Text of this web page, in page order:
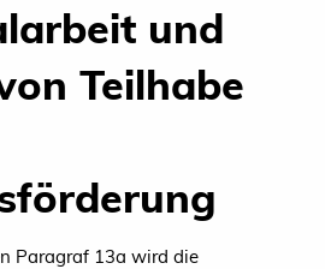
und
Teilhabe
Paragraf 13a wird die